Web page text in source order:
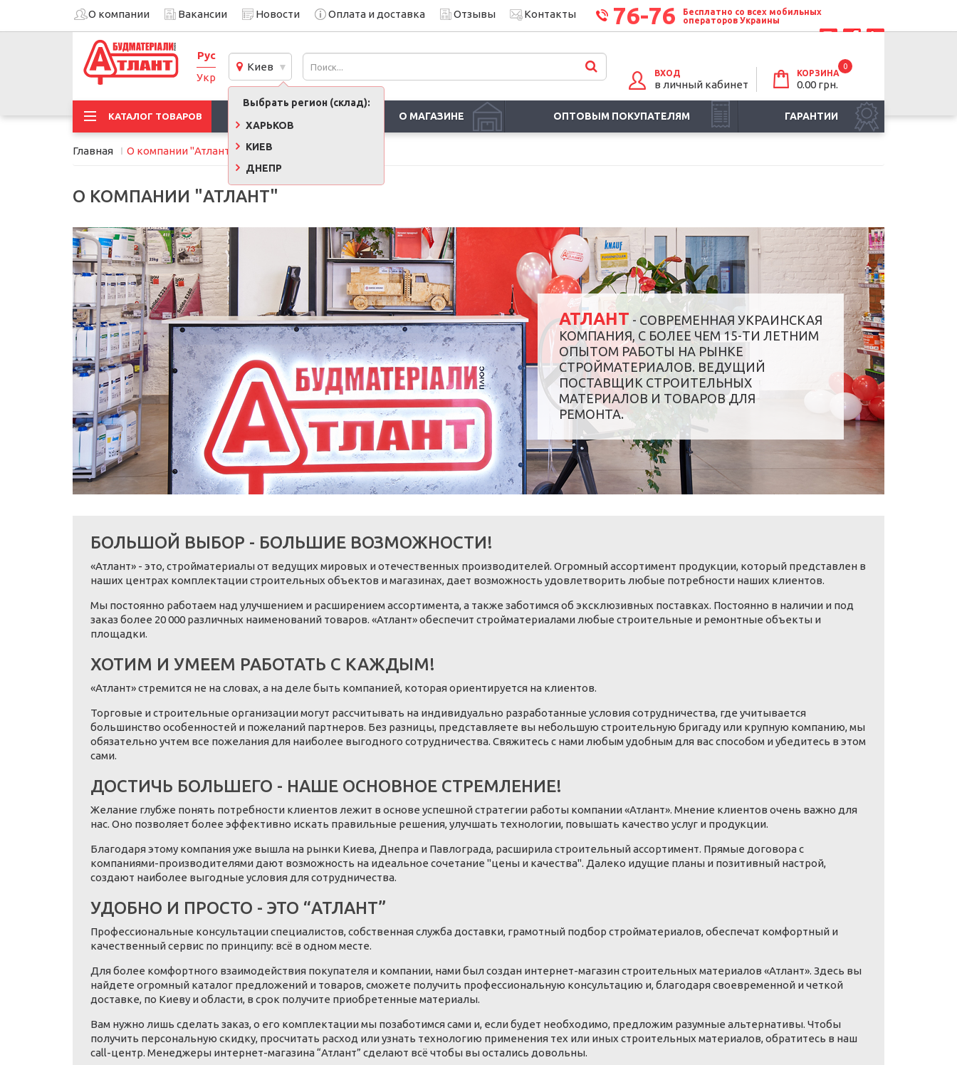
О компании Вакансии Новости Оплата и доставка Отзывы Контакты 76-76
Бесплатно со всех мобильных
операторов Украины
Рус
Укр
Киев
Выбрать регион (склад):
ХАРЬКОВ
КИЕВ
ДНЕПР
ВХОД
в личный кабинет
КОРЗИНА
0
0.00 грн.
КАТАЛОГ ТОВАРОВ О МАГАЗИНЕ ОПТОВЫМ ПОКУПАТЕЛЯМ ГАРАНТИИ
Главная О компании "Атлант"
О КОМПАНИИ "АТЛАНТ"
АТЛАНТ - СОВРЕМЕННАЯ УКРАИНСКАЯ
КОМПАНИЯ, С БОЛЕЕ ЧЕМ 15-ТИ ЛЕТНИМ
ОПЫТОМ РАБОТЫ НА РЫНКЕ
СТРОЙМАТЕРИАЛОВ. ВЕДУЩИЙ
ПОСТАВЩИК СТРОИТЕЛЬНЫХ
МАТЕРИАЛОВ И ТОВАРОВ ДЛЯ
РЕМОНТА.
БОЛЬШОЙ ВЫБОР - БОЛЬШИЕ ВОЗМОЖНОСТИ!
«Атлант» - это, стройматериалы от ведущих мировых и отечественных производителей. Огромный ассортимент продукции, который представлен в
наших центрах комплектации строительных объектов и магазинах, дает возможность удовлетворить любые потребности наших клиентов.
Мы постоянно работаем над улучшением и расширением ассортимента, а также заботимся об эксклюзивных поставках. Постоянно в наличии и под
заказ более 20 000 различных наименований товаров. «Атлант» обеспечит стройматериалами любые строительные и ремонтные объекты и
площадки.
ХОТИМ И УМЕЕМ РАБОТАТЬ С КАЖДЫМ!
«Атлант» стремится не на словах, а на деле быть компанией, которая ориентируется на клиентов.
Торговые и строительные организации могут рассчитывать на индивидуально разработанные условия сотрудничества, где учитывается
большинство особенностей и пожеланий партнеров. Без разницы, представляете вы небольшую строительную бригаду или крупную компанию, мы
обязательно учтем все пожелания для наиболее выгодного сотрудничества. Свяжитесь с нами любым удобным для вас способом и убедитесь в этом
сами.
ДОСТИЧЬ БОЛЬШЕГО - НАШЕ ОСНОВНОЕ СТРЕМЛЕНИЕ!
Желание глубже понять потребности клиентов лежит в основе успешной стратегии работы компании «Атлант». Мнение клиентов очень важно для
нас. Оно позволяет более эффективно искать правильные решения, улучшать технологии, повышать качество услуг и продукции.
Благодаря этому компания уже вышла на рынки Киева, Днепра и Павлограда, расширила строительный ассортимент. Прямые договора с
компаниями-производителями дают возможность на идеальное сочетание "цены и качества". Далеко идущие планы и позитивный настрой,
создают наиболее выгодные условия для сотрудничества.
УДОБНО И ПРОСТО - ЭТО “АТЛАНТ”
Профессиональные консультации специалистов, собственная служба доставки, грамотный подбор стройматериалов, обеспечат комфортный и
качественный сервис по принципу: всё в одном месте.
Для более комфортного взаимодействия покупателя и компании, нами был создан интернет-магазин строительных материалов «Атлант». Здесь вы
найдете огромный каталог предложений и товаров, сможете получить профессиональную консультацию и, благодаря своевременной и четкой
доставке, по Киеву и области, в срок получите приобретенные материалы.
Вам нужно лишь сделать заказ, о его комплектации мы позаботимся сами и, если будет необходимо, предложим разумные альтернативы. Чтобы
получить персональную скидку, просчитать расход или узнать технологию применения тех или иных строительных материалов, обратитесь в наш
call-центр. Менеджеры интернет-магазина “Атлант” сделают всё чтобы вы остались довольны.